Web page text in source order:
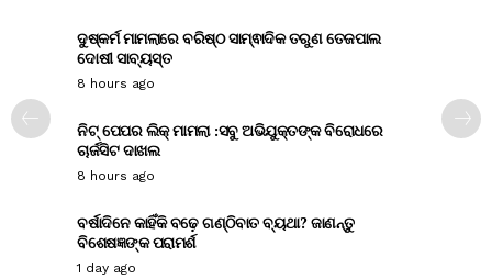
ଦୁଷ୍କର୍ମ ମାମଲାରେ ବରିଷ୍ଠ ସାମ୍ଵାଦିକ ତରୁଣ ତେଜପାଲ
ଦୋଷୀ ସାବ୍ୟସ୍ତ
8 hours ago
ନିଟ୍ ପେପର ଲିକ୍ ମାମଲା :ସବୁ ଅଭିଯୁକ୍ତଙ୍କ ବିରୋଧରେ
ଚାର୍ଜସିଟ ଦାଖଲ
8 hours ago
ବର୍ଷାଦିନେ କାହିଁକି ବଢ଼େ ଗଣ୍ଠିବାତ ବ୍ୟଥା? ଜାଣନ୍ତୁ
ବିଶେଷଜ୍ଞଙ୍କ ପରାମର୍ଶ
1 day ago